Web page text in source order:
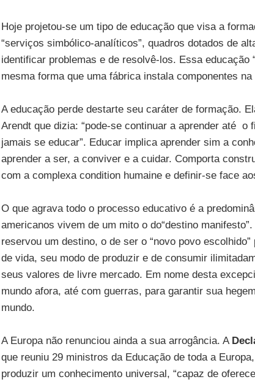
Hoje projetou-se um tipo de educação que visa a
“serviços simbólico-analíticos”, quadros dotados de
identificar problemas e de resolvê-los. Essa educação
mesma forma que uma fábrica instala componentes na
A educação perde destarte seu caráter de formação.
Arendt que dizia: “pode-se continuar a aprender até o
jamais se educar”. Educar implica aprender sim a
aprender a ser, a conviver e a cuidar. Comporta
com a complexa condition humaine e definir-se face
O que agrava todo o processo educativo é a
americanos vivem de um mito o do“destino
reservou um destino, o de ser o “novo povo
de vida, seu modo de produzir e de consumir
seus valores de livre mercado. Em nome desta
mundo afora, até com guerras, para garantir sua
mundo.
A Europa não renunciou ainda a sua arrogância. A
que reuniu 29 ministros da Educação de toda a
produzir um conhecimento universal, “capaz de